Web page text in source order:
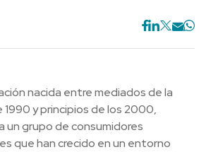
nacida entre mediados de la
1990 y principios de los 2000,
un grupo de consumidores
que han crecido en un entorno